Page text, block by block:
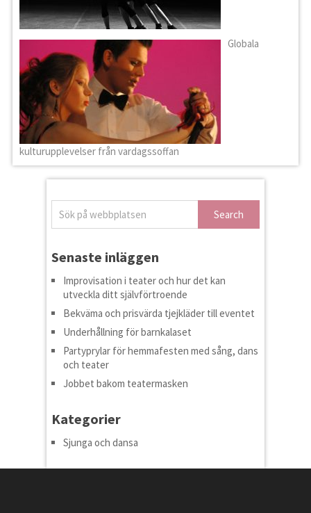
Globala
kulturupplevelser från vardagssoffan
Senaste inläggen
Improvisation i teater och hur det kan
utveckla ditt självförtroende
Bekväma och prisvärda tjejkläder till eventet
Underhållning för barnkalaset
Partyprylar för hemmafesten med sång, dans
och teater
Jobbet bakom teatermasken
Kategorier
Sjunga och dansa